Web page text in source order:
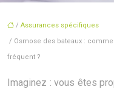
/ Assurances spécifiques
/ Osmose des bateaux :
fréquent ?
Imaginez : vous êtes